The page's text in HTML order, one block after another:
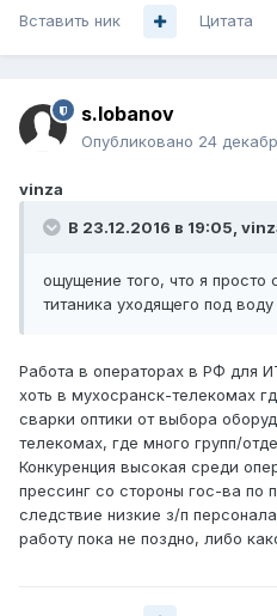
Вставить ник Цитата
s.lobanov
Опубликовано 24
vinza
В 23.12.2016 в 19:05,
ощущение того, что я просто
титаника уходящего под воду
Работа в операторах в РФ для
хоть в мухосранск-телекомах
сварки оптики от выбора
телекомах, где много групп/
Конкуренция высокая среди
прессинг со стороны гос-ва по
следствие низкие з/п
работу пока не поздно, либо